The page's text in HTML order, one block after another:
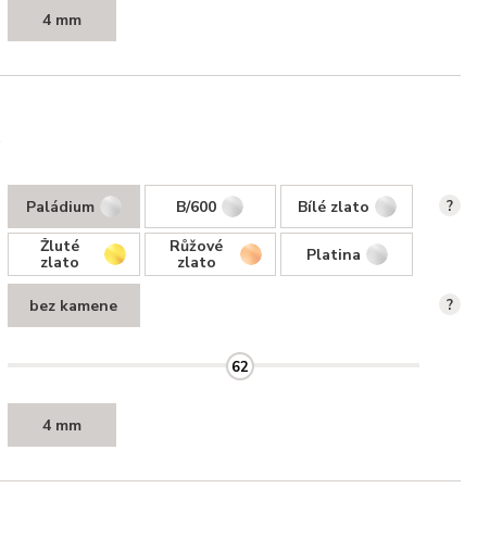
4 mm
Paládium B/600
Bílé zlato
Žluté
zlato
Růžové
zlato Platina
?
bez kamene ?
62
4 mm